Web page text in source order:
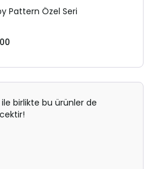
Pattern Özel Seri
birlikte bu ürünler de